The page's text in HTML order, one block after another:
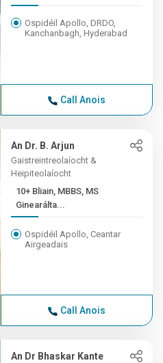
Ospidéil Apollo, DRDO,
Kanchanbagh, Hyderabad
Call Anois
An Dr. B. Arjun
Gaistreintreolaíocht &
Heipiteolaíocht
10+ Bliain, MBBS, MS
Ginearálta...
Ospidéil Apollo, Ceantar
Airgeadais
Call Anois
An Dr Bhaskar Kante